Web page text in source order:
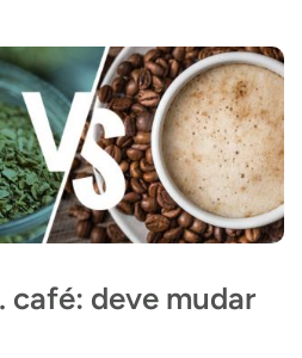
café: deve mudar